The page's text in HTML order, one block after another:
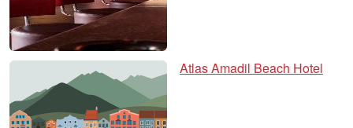
Atlas Amadil Beach Hotel